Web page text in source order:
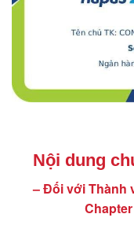
Nội dung
– Đối với Thành